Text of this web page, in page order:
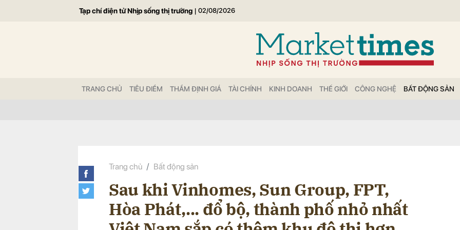
Tạp chí điện tử Nhịp sống thị trường | 02/08/2026
TRANG CHỦ TIÊU ĐIỂM THẨM ĐỊNH GIÁ TÀI CHÍNH KINH DOANH THẾ GIỚI CÔNG NGHỆ BẤT ĐỘNG SẢN
Trang chủ Bất động sản
Sau khi Vinhomes, Sun Group, FPT,
Hòa Phát,... đổ bộ, thành phố nhỏ nhất
Gửi bình luận